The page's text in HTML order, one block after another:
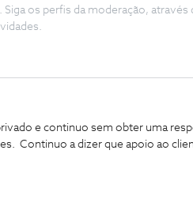
os perfis da moderação, através
e continuo sem obter uma
Continuo a dizer que apoio ao